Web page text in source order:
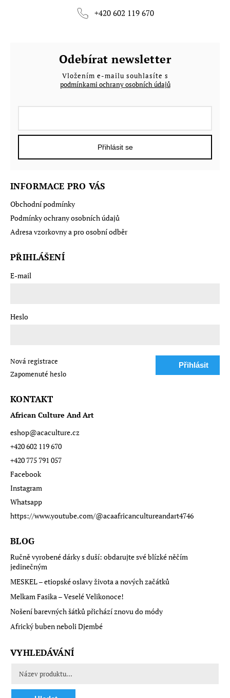
+420 602 119 670
Odebírat newsletter
Vložením e-mailu souhlasíte s
podmínkami ochrany osobních údajů
Přihlásit se
INFORMACE PRO VÁS
Obchodní podmínky
Podmínky ochrany osobních údajů
Adresa vzorkovny a pro osobní odběr
PŘIHLÁŠENÍ
E-mail
Heslo
Přihlásit
Nová registrace
Zapomenuté heslo
KONTAKT
African Culture And Art
eshop@acaculture.cz
+420 602 119 670
+420 775 791 057
Facebook
Instagram
Whatsapp
https://www.youtube.com/@acaafricancultureandart4746
BLOG
Ručně vyrobené dárky s duší: obdarujte své blízké něčím
jedinečným
MESKEL – etiopské oslavy života a nových začátků
Melkam Fasika – Veselé Velikonoce!
Nošení barevných šátků přichází znovu do módy
Africký buben neboli Djembé
VYHLEDÁVÁNÍ